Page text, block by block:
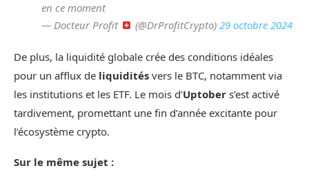
en ce moment
— Docteur Profit
(@DrProfitCrypto)29 octobre 2024
De plus, la liquidité globale crée des conditions idéales
pour un afflux de liquidités vers le BTC, notamment via
les institutions et les ETF. Le mois d’Uptober s’est activé
tardivement, promettant une fin d’année excitante pour
l’écosystème crypto.
Sur le même sujet :